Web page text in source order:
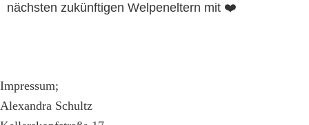
nächsten zukünftigen Welpeneltern mit ❤️
Impressum;
Alexandra Schultz